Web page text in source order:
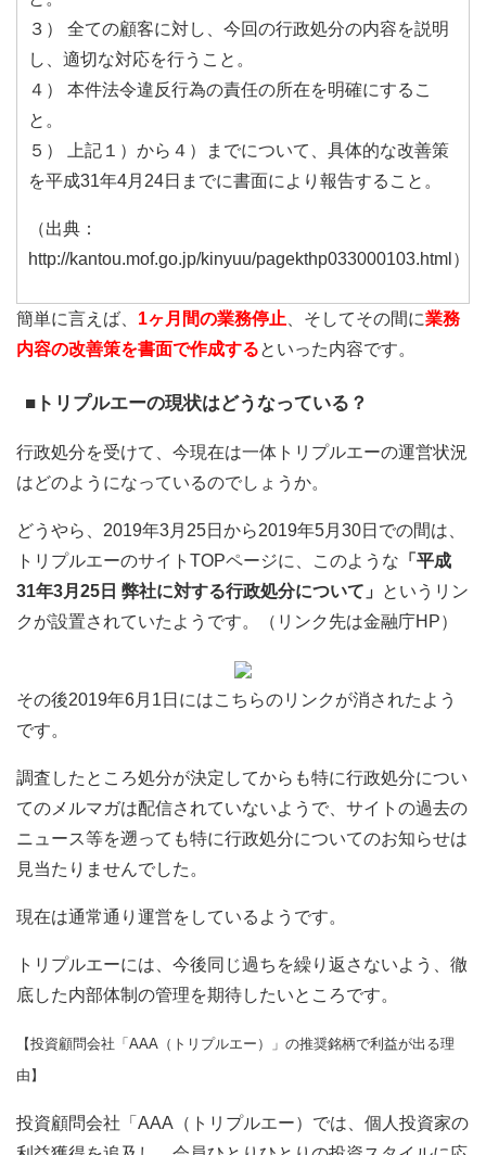
３） 全ての顧客に対し、今回の行政処分の内容を説明
し、適切な対応を行うこと。
４） 本件法令違反行為の責任の所在を明確にするこ
と。
５） 上記１）から４）までについて、具体的な改善策
を平成31年4月24日までに書面により報告すること。
（出典：
http://kantou.mof.go.jp/kinyuu/pagekthp033000103.html）
簡単に言えば、 1ヶ月間の業務停止、そしてその間に業務
内容の改善策を書面で作成するといった内容です。
■トリプルエーの現状はどうなっている？
行政処分を受けて、今現在は一体トリプルエーの運営状況
はどのようになっているのでしょうか。
どうやら、2019年3月25日から2019年5月30日での間は、
トリプルエーのサイトTOPページに、このような 「平成
31年3月25日 弊社に対する行政処分について」
というリン
クが設置されていたようです。（リンク先は金融庁HP）
その後2019年6月1日にはこちらのリンクが消されたよう
です。
調査したところ処分が決定してからも特に行政処分につい
てのメルマガは配信されていないようで、サイトの過去の
ニュース等を遡っても特に行政処分についてのお知らせは
見当たりませんでした。
現在は通常通り運営をしているようです。
トリプルエーには、今後同じ過ちを繰り返さないよう、徹
底した内部体制の管理を期待したいところです。
【投資顧問会社「AAA（トリプルエー）」の推奨銘柄で利益が出る理
由】
投資顧問会社「AAA（トリプルエー）では、個人投資家の